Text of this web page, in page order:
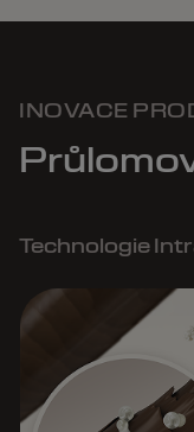
INOVACE
Technologie